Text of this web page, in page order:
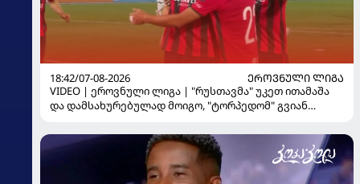
18:42/07-08-2026
ᲔᲠᲝᲕᲜᲣᲚᲘ ᲚᲘᲒᲐ
VIDEO | ეროვნული ლიგა | "რუსთავმა" უკეთ ითამაშა
და დამსახურებულად მოიგო, "ტორპედომ" გვიან